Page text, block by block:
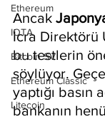
Ethereum
IOTA
Bitcoin SV
Ethereum Classic
Litecoin
Ancak
İcra Direktörü
bu testlerin
söylüyor.
yaptığı basın
bankanın